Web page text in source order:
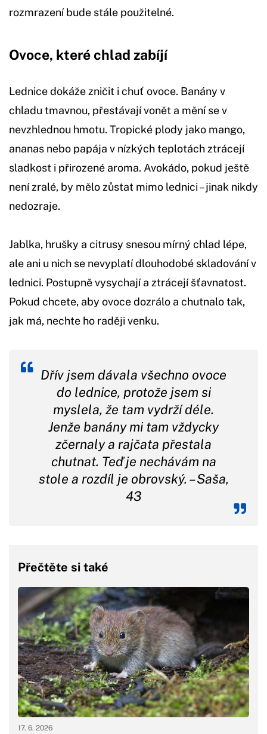
rozmrazení bude stále použitelné.
Ovoce, které chlad zabíjí
Lednice dokáže zničit i chuť ovoce. Banány v
chladu tmavnou, přestávají vonět a mění se v
nevzhlednou hmotu. Tropické plody jako mango,
ananas nebo papája v nízkých teplotách ztrácejí
sladkost i přirozené aroma. Avokádo, pokud ještě
není zralé, by mělo zůstat mimo lednici – jinak nikdy
nedozraje.
Jablka, hrušky a citrusy snesou mírný chlad lépe,
ale ani u nich se nevyplatí dlouhodobé skladování v
lednici. Postupně vysychají a ztrácejí šťavnatost.
Pokud chcete, aby ovoce dozrálo a chutnalo tak,
jak má, nechte ho raději venku.
Dřív jsem dávala všechno ovoce
do lednice, protože jsem si
myslela, že tam vydrží déle.
Jenže banány mi tam vždycky
zčernaly a rajčata přestala
chutnat. Teď je nechávám na
stole a rozdíl je obrovský. – Saša,
43
Přečtěte si také
17. 6. 2026